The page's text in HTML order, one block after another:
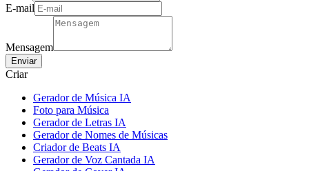
E-mail
Mensagem
Enviar
Criar
Gerador de Música IA
Foto para Música
Gerador de Letras IA
Gerador de Nomes de Músicas
Criador de Beats IA
Gerador de Voz Cantada IA